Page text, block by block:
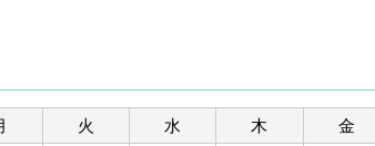
火 水 木 金